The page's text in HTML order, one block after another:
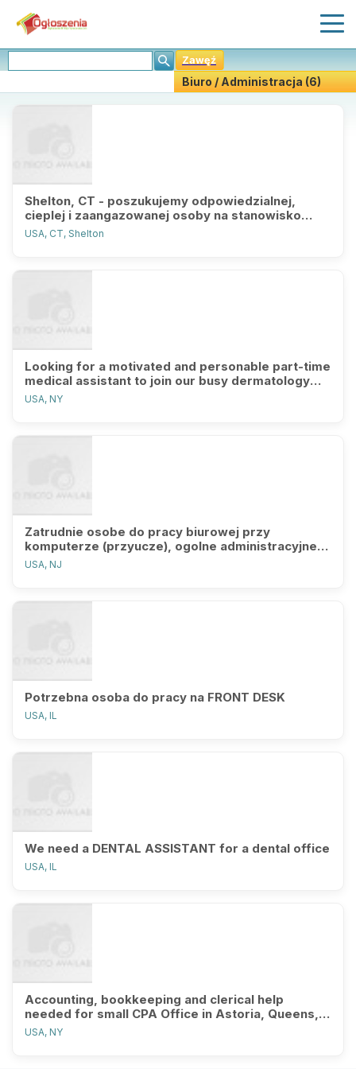
Zawęź
Biuro / Administracja (6)
Shelton, CT - poszukujemy odpowiedzialnej,
cieplej i zaangazowanej osoby na stanowisko
zastepcy (substitute) w naszym rodzinnym
przedszkolu.
USA, CT, Shelton
Looking for a motivated and personable part-time
medical assistant to join our busy dermatology
practice.
USA, NY
Zatrudnie osobe do pracy biurowej przy
komputerze (przyucze), ogolne administracyjne
USA, NJ
Potrzebna osoba do pracy na FRONT DESK
USA, IL
We need a DENTAL ASSISTANT for a dental office
USA, IL
Accounting, bookkeeping and clerical help
needed for small CPA Office in Astoria, Queens,
no experience necessary
USA, NY